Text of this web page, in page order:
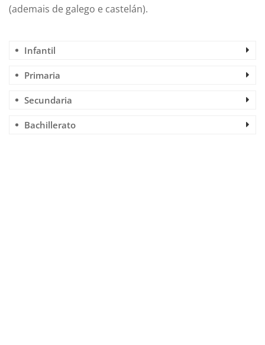
(ademais de galego e castelán).
Infantil
Primaria
Secundaria
Bachillerato